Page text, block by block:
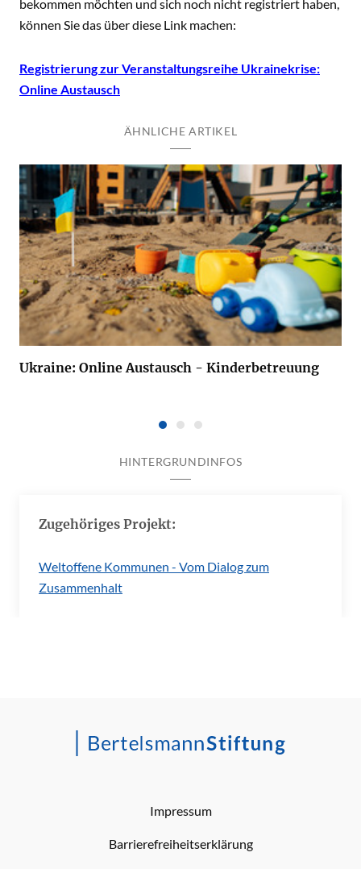
bekommen möchten und sich noch nicht registriert haben,
können Sie das über diese Link machen:
Registrierung zur Veranstaltungsreihe Ukrainekrise:
Online Austausch
ÄHNLICHE ARTIKEL
Ukraine: Online Austausch - Kinderbetreuung
HINTERGRUNDINFOS
Zugehöriges Projekt:
Weltoffene Kommunen - Vom Dialog zum
Zusammenhalt
Impressum
Barrierefreiheitserklärung